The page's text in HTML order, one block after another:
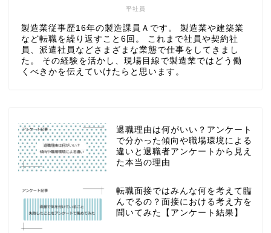
平社員
製造業従事歴16年の製造課員Ａです。 製造業や建築業
など転職を繰り返すこと6回。 これまで社員や契約社
員、派遣社員などさまざまな業態で仕事をしてきまし
た。 その経験を活かし、現場目線で製造業ではどう働
くべきかを伝えていけたらと思います。
退職理由は何がいい？アンケート
で分かった傾向や職場環境による
違いと退職者アンケートから見え
た本当の理由
転職面接ではみんな何を考えて臨
んでるの？面接における考え方を
聞いてみた【アンケート結果】